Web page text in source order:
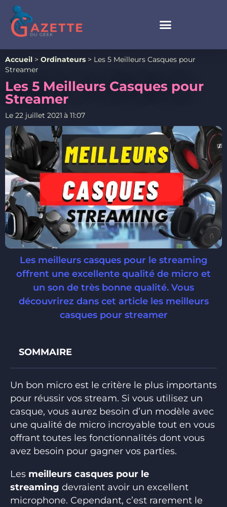
Accueil > Ordinateurs > Les 5 Meilleurs Casques pour
Streamer
Les 5 Meilleurs Casques pour
Streamer
Le 22 juillet 2021 à 11:07
Les meilleurs casques pour le streaming
offrent une excellente qualité de micro et
un son de très bonne qualité. Vous
découvrirez dans cet article les meilleurs
casques pour streamer
SOMMAIRE
Un bon micro est le critère le plus importants
pour réussir vos stream. Si vous utilisez un
casque, vous aurez besoin d’un modèle avec
une qualité de micro incroyable tout en vous
offrant toutes les fonctionnalités dont vous
avez besoin pour gagner vos parties.
Les meilleurs casques pour le
streaming devraient avoir un excellent
microphone. Cependant, c’est rarement le